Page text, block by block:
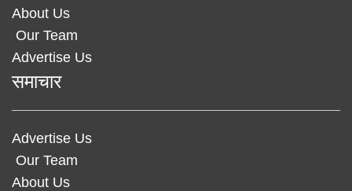
About Us
Our Team
Advertise Us
समाचार
Advertise Us
Our Team
About Us